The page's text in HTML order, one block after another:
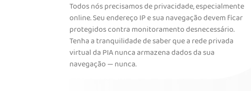
Todos nós precisamos de privacidade, especialmente
online. Seu endereço IP e sua navegação devem ficar
protegidos contra monitoramento desnecessário.
Tenha a tranquilidade de saber que a rede privada
virtual da PIA nunca armazena dados da sua
navegação — nunca.